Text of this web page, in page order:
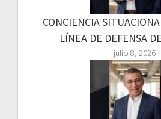
CONCIENCIA
LÍNEA DE DEFENSA
julio 8, 2026